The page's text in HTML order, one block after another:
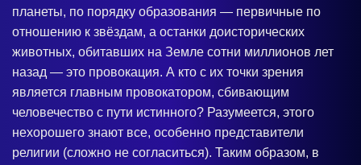
планеты, по порядку образования — первичные по
отношению к звёздам, а останки доисторических
животных, обитавших на Земле сотни миллионов лет
назад — это провокация. А кто с их точки зрения
является главным провокатором, сбивающим
человечество с пути истинного? Разумеется, этого
нехорошего знают все, особенно представители
религии (сложно не согласиться). Таким образом, в